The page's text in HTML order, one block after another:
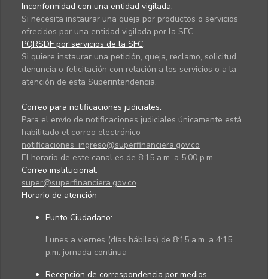
Inconformidad con una entidad vigilada:
Si necesita instaurar una queja por productos o servicios
ofrecidos por una entidad vigilada por la SFC.
PQRSDF por servicios de la SFC:
Si quiere instaurar una petición, queja, reclamo, solicitud,
denuncia o felicitación con relación a los servicios o a la
atención de esta Superintendencia.
Correo para notificaciones judiciales:
Para el envío de notificaciones judiciales únicamente está
habilitado el correo electrónico
notificaciones_ingreso@superfinanciera.gov.co
El horario de este canal es de 8:15 a.m. a 5:00 p.m.
Correo institucional:
super@superfinanciera.gov.co
Horario de atención
Punto Ciudadano:
Lunes a viernes (días hábiles) de 8:15 a.m. a 4:15
p.m. jornada continua
Recepción de correspondencia por medios